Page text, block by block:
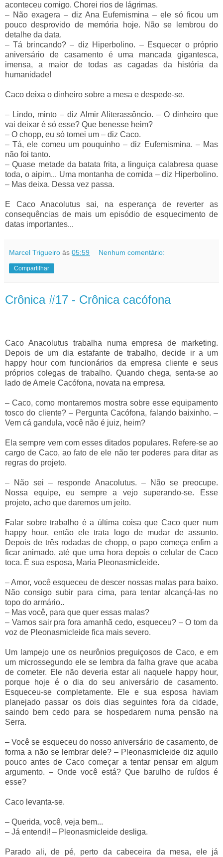
aconteceu comigo. Chorei rios de lágrimas.
– Não exagera –diz Ana Eufemismina– ele só ficou um
pouco desprovido de memória hoje. Não se lembrou do
detalhe da data.
– Tá brincando?– diz Hiperbolino. –Esquecer o próprio
aniversário de casamento é uma mancada gigantesca,
imensa, a maior de todas as cagadas da história da
humanidade!
Caco deixa o dinheiro sobre a mesa e despede-se.
– Lindo, minto – diz Almir Aliterassôncio. – O dinheiro que
vai deixar é só esse? Que benesse heim?
– O chopp, eu só tomei um – diz Caco.
– Tá, ele comeu um pouquinho– diz Eufemismina. –Mas
não foi tanto.
– Quase metade da batata frita, a linguiça calabresa quase
toda, o aipim... Uma montanha de comida –diz Hiperbolino.
– Mas deixa. Dessa vez passa.
E Caco Anacolutus sai, na esperança de reverter as
consequências de mais um episódio de esquecimento de
datas importantes...
Marcel Trigueiro às 05:59 Nenhum comentário:
Compartilhar
Crônica #17 - Crônica cacófona
Caco Anacolutus trabalha numa empresa de marketing.
Depois de um dia estafante de trabalho, decide ir a um
happy hour com funcionários da empresa cliente e seus
próprios colegas de trabalho. Quando chega, senta-se ao
lado de Amele Cacófona, novata na empresa.
– Caco, como montaremos mostra sobre esse equipamento
tosco do cliente? –Pergunta Cacófona, falando baixinho. –
Vem cá gandula, você não é juiz, heim?
Ela sempre vem com esses ditados populares. Refere-se ao
cargo de Caco, ao fato de ele não ter poderes para ditar as
regras do projeto.
– Não sei– responde Anacolutus. –Não se preocupe.
Nossa equipe, eu sempre a vejo superando-se. Esse
projeto, acho que daremos um jeito.
Falar sobre trabalho é a última coisa que Caco quer num
happy hour, então ele trata logo de mudar de assunto.
Depois de três rodadas de chopp, o papo começa enfim a
ficar animado, até que uma hora depois o celular de Caco
toca. É sua esposa, Maria Pleonasmicleide.
–Amor, você esqueceu de descer nossas malas para baixo.
Não consigo subir para cima, para tentar alcançá-las no
topo do armário..
– Mas você, para que quer essas malas?
– Vamos sair pra fora amanhã cedo, esqueceu? –O tom da
voz de Pleonasmicleide fica mais severo.
Um lampejo une os neurônios preguiçosos de Caco, e em
um microssegundo ele se lembra da falha grave que acaba
de cometer. Ele não deveria estar ali naquele happy hour,
porque hoje é o dia do seu aniversário de casamento.
Esqueceu-se completamente. Ele e sua esposa haviam
planejado passar os dois dias seguintes fora da cidade,
saindo bem cedo para se hospedarem numa pensão na
Serra.
– Você se esqueceu do nosso aniversário de casamento, de
forma a não se lembrar dele? – Pleonasmicleide diz aquilo
pouco antes de Caco começar a tentar pensar em algum
argumento. – Onde você está? Que barulho de ruídos é
esse?
Caco levanta-se.
– Querida, você, veja bem...
– Já entendi! – Pleonasmicleide desliga.
Parado ali, de pé, perto da cabeceira da mesa, ele já